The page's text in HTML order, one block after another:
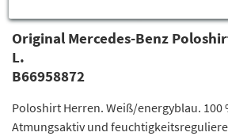
Original Mercedes-Benz
L.
B66958872
Poloshirt Herren. Weiß/energyblau. 100
Atmungsaktiv und